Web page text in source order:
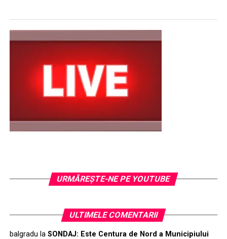
URMĂREŞTE-NE PE YOUTUBE
ULTIMELE COMENTARII
balgradu la SONDAJ: Este Centura de Nord a Municipiului